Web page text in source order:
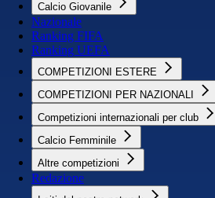
Calcio Giovanile
Nazionale
Ranking FIFA
Ranking UEFA
COMPETIZIONI ESTERE
COMPETIZIONI PER NAZIONALI
Competizioni internazionali per club
Calcio Femminile
Altre competizioni
Redazione